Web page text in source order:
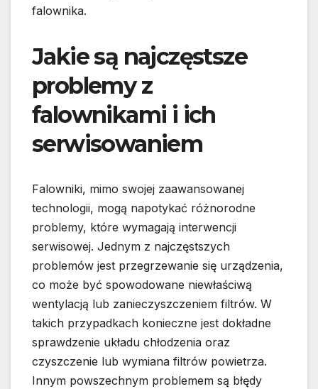
falownika.
Jakie są najczęstsze
problemy z
falownikami i ich
serwisowaniem
Falowniki, mimo swojej zaawansowanej
technologii, mogą napotykać różnorodne
problemy, które wymagają interwencji
serwisowej. Jednym z najczęstszych
problemów jest przegrzewanie się urządzenia,
co może być spowodowane niewłaściwą
wentylacją lub zanieczyszczeniem filtrów. W
takich przypadkach konieczne jest dokładne
sprawdzenie układu chłodzenia oraz
czyszczenie lub wymiana filtrów powietrza.
Innym powszechnym problemem są błędy